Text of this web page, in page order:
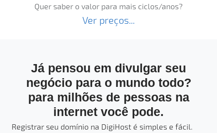
Quer saber o valor para mais ciclos/anos?
Ver preços...
Já pensou em divulgar seu
negócio para o mundo todo?
para milhões de pessoas na
internet você pode.
Registrar seu domínio na DigiHost é simples e fácil.